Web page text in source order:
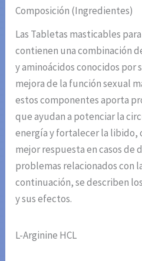
Composición (Ingredientes)
Las Tabletas masticables
contienen una combinación
y aminoácidos conocidos por
mejora de la función sexual
estos componentes aporta
que ayudan a potenciar la
energía y fortalecer la libido,
mejor respuesta en casos
problemas relacionados con
continuación, se describen
y sus efectos.
L-Arginine HCL